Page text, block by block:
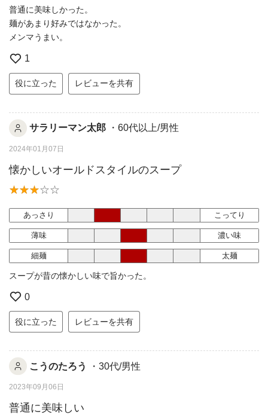
普通に美味しかった。
麺があまり好みではなかった。
メンマうまい。
1
役に立った レビューを共有
サラリーマン太郎 ・60代以上/男性
2024年01月07日
懐かしいオールドスタイルのスープ
あっさり こってり
薄味 濃い味
細麺 太麺
スープが昔の懐かしい味で旨かった。
0
役に立った レビューを共有
こうのたろう ・30代/男性
2023年09月06日
普通に美味しい